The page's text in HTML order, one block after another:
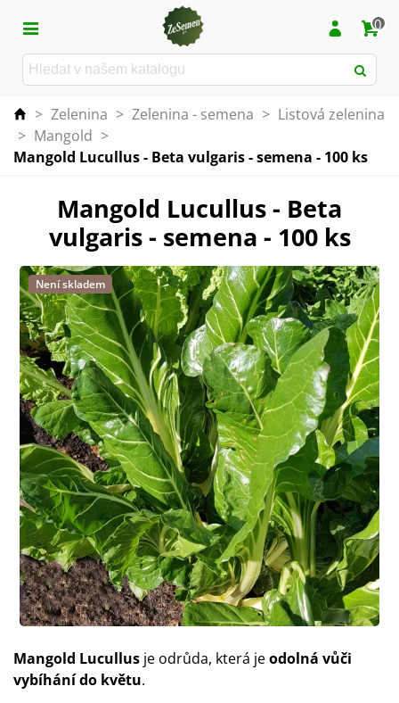
0
> Zelenina > Zelenina - semena > Listová zelenina
> Mangold >
Mangold Lucullus - Beta vulgaris - semena - 100 ks
Mangold Lucullus - Beta
vulgaris - semena - 100 ks
Není skladem
Mangold Lucullus je odrůda, která jeodolná vůči
vybíhání do květu.